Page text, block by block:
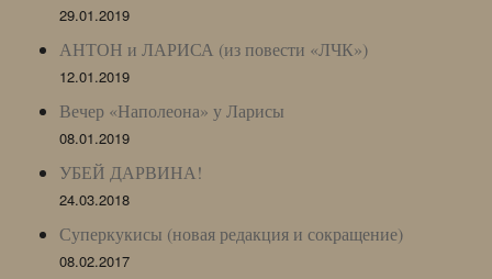
29.01.2019
АНТОН и ЛАРИСА (из повести «ЛЧК»)
12.01.2019
Вечер «Наполеона» у Ларисы
08.01.2019
УБЕЙ ДАРВИНА!
24.03.2018
Суперкукисы (новая редакция и сокращение)
08.02.2017